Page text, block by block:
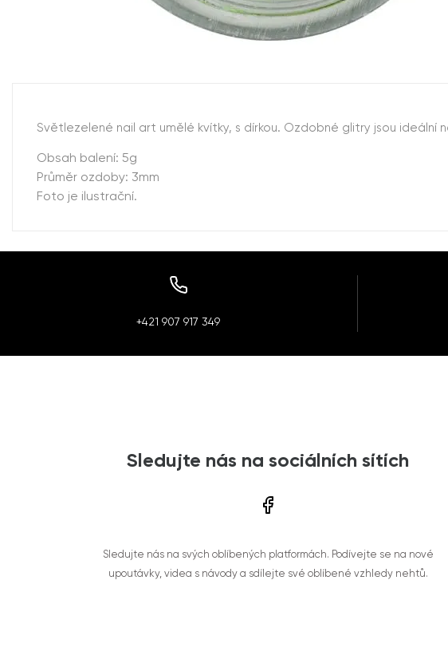
Světlezelené nail art umělé kvítky, s dírkou. Ozdobné glitry jsou ideální
Obsah balení: 5g
Průměr ozdoby: 3mm
Foto je ilustrační.
+421 907 917 349
Sledujte nás na sociálních sítích
Sledujte nás na svých oblíbených platformách. Podívejte se na nové
upoutávky, videa s návody a sdílejte své oblíbené vzhledy nehtů.